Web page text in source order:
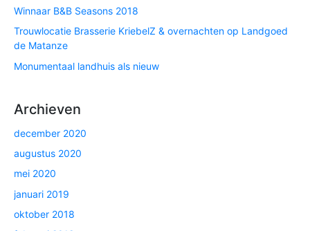
Winnaar B&B Seasons 2018
Trouwlocatie Brasserie KriebelZ & overnachten op Landgoed
de Matanze
Monumentaal landhuis als nieuw
Archieven
december 2020
augustus 2020
mei 2020
januari 2019
oktober 2018